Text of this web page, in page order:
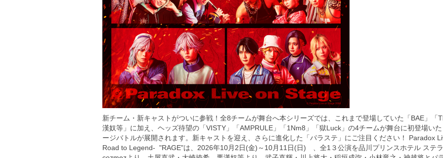
新チーム・新キャストがついに参戦！全8チームが舞台へ本シリーズでは、これまで登場していた「BAE」
漢奴等」に加え、ヘッズ待望の「VISTY」「AMPRULE」「1Nm8」「獄Luck」の4チームが舞台に初登場い
ージバトルが展開されます。新キャストを迎え、さらに進化した「パラステ」にご注目ください！ Paradox
Road to Legend- "RAGE"は、2026年10月2日(金)～10月11日(日) 、全1３公演を品川プリンスホテル ステラ